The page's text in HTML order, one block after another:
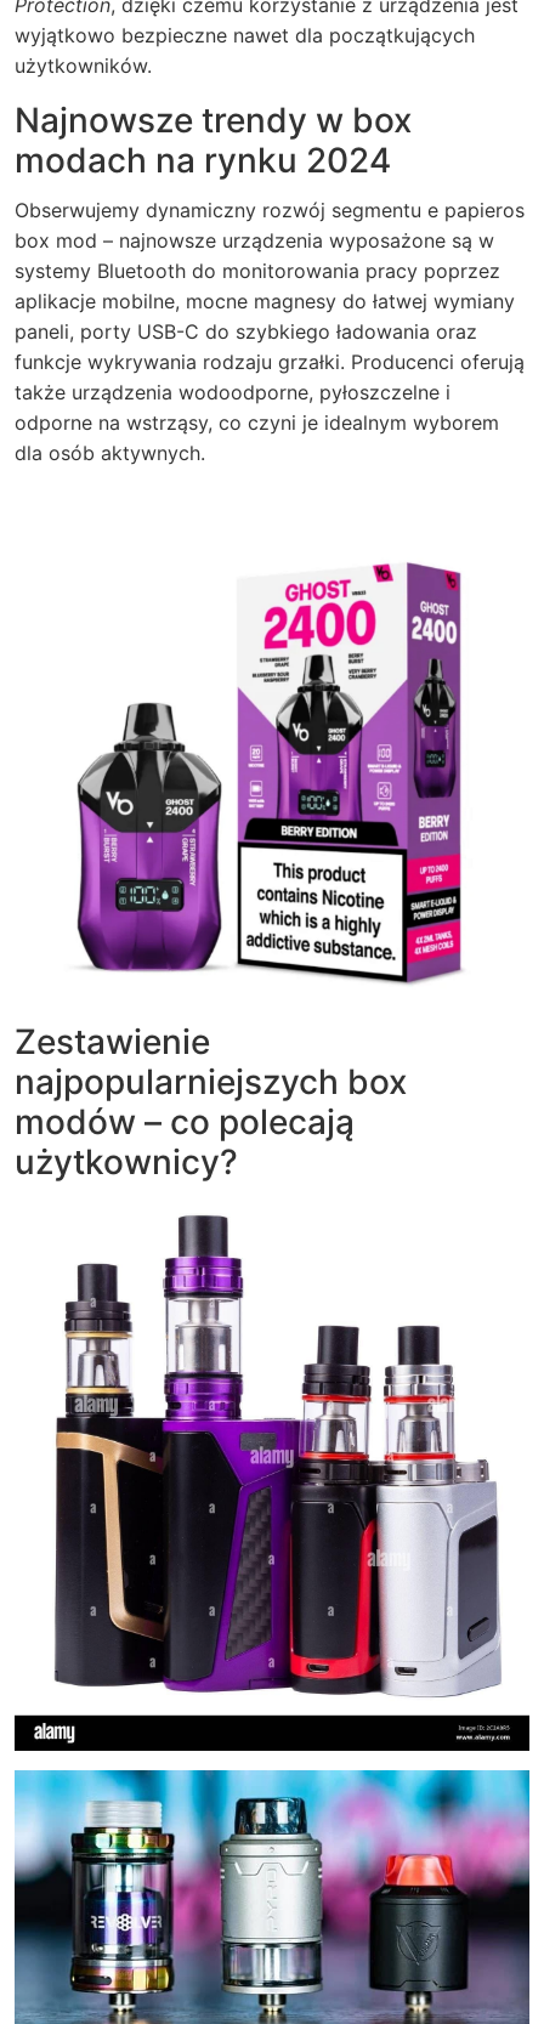
Protection, dzięki czemu korzystanie z urządzenia jest
wyjątkowo bezpieczne nawet dla początkujących
użytkowników.
Najnowsze trendy w box
modach na rynku 2024
Obserwujemy dynamiczny rozwój segmentu e papieros
box mod – najnowsze urządzenia wyposażone są w
systemy Bluetooth do monitorowania pracy poprzez
aplikacje mobilne, mocne magnesy do łatwej wymiany
paneli, porty USB-C do szybkiego ładowania oraz
funkcje wykrywania rodzaju grzałki. Producenci oferują
także urządzenia wodoodporne, pyłoszczelne i
odporne na wstrząsy, co czyni je idealnym wyborem
dla osób aktywnych.
Zestawienie
najpopularniejszych box
modów – co polecają
użytkownicy?